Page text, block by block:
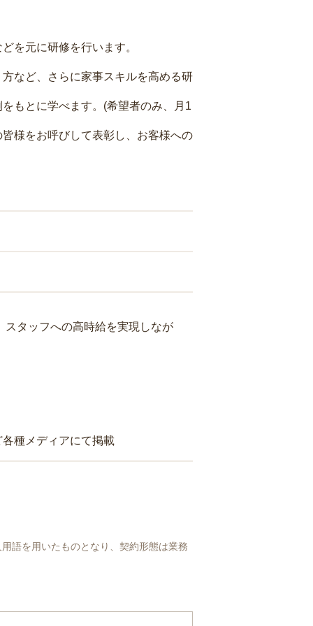
を元に研修を行います。
など、さらに家事スキルを高める研
もとに学べます。(希望者のみ、月1
様をお呼びして表彰し、お客様への
タッフへの高時給を実現しなが
種メディアにて掲載
語を用いたものとなり、契約形態は業務